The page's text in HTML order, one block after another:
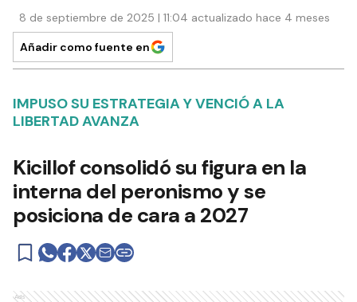
8 de septiembre de 2025 | 11:04 actualizado hace 4 meses
Añadir como fuente en
IMPUSO SU ESTRATEGIA Y VENCIÓ A LA
LIBERTAD AVANZA
Kicillof consolidó su figura en la
interna del peronismo y se
posiciona de cara a 2027
Ads